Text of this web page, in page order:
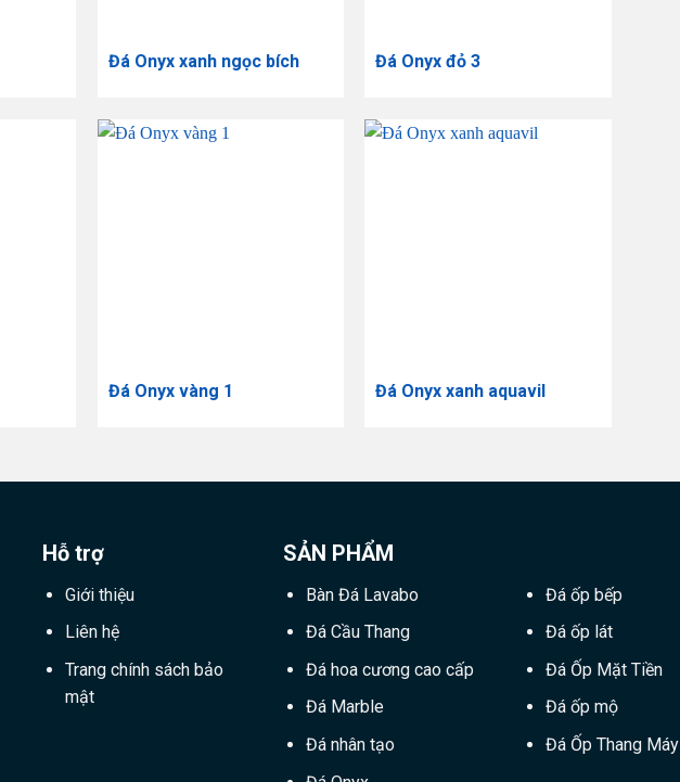
Đá Onyx xanh ngọc bích Đá Onyx đỏ 3
Đá Onyx vàng 1 Đá Onyx xanh aquavil
Hỗ trợ
Giới thiệu
Liên hệ
Trang chính sách bảo
mật
SẢN PHẨM
Bàn Đá Lavabo
Đá Cầu Thang
Đá hoa cương cao cấp
Đá Marble
Đá nhân tạo
Đá ốp bếp
Đá ốp lát
Đá Ốp Mặt Tiền
Đá ốp mộ
Đá Ốp Thang Máy